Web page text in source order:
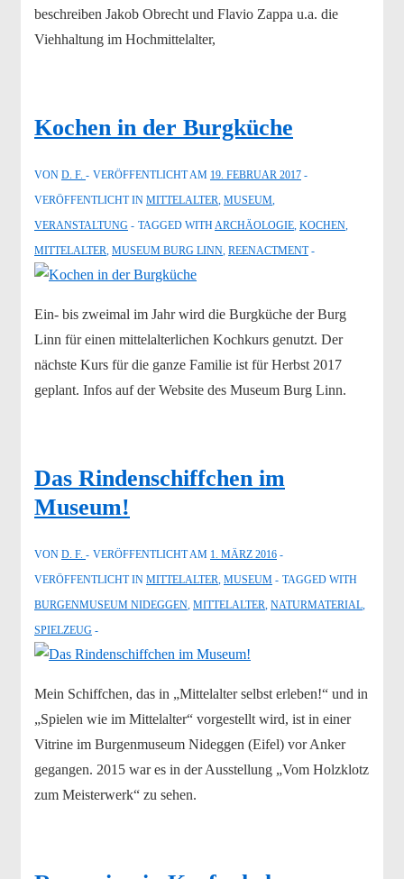
beschreiben Jakob Obrecht und Flavio Zappa u.a. die
Viehhaltung im Hochmittelalter,
Kochen in der Burgküche
VON D. F. VERÖFFENTLICHT AM 19. FEBRUAR 2017
VERÖFFENTLICHT IN MITTELALTER, MUSEUM,
VERANSTALTUNG
TAGGED WITHARCHÄOLOGIE, KOCHEN,
MITTELALTER, MUSEUM BURG LINN, REENACTMENT
Ein- bis zweimal im Jahr wird die Burgküche der Burg
Linn für einen mittelalterlichen Kochkurs genutzt. Der
nächste Kurs für die ganze Familie ist für Herbst 2017
geplant. Infos auf der Website des Museum Burg Linn.
Das Rindenschiffchen im
Museum!
VON D. F. VERÖFFENTLICHT AM 1. MÄRZ 2016
VERÖFFENTLICHT IN MITTELALTER, MUSEUM
TAGGED WITH
BURGENMUSEUM NIDEGGEN, MITTELALTER, NATURMATERIAL,
SPIELZEUG
Mein Schiffchen, das in „Mittelalter selbst erleben!“ und in
„Spielen wie im Mittelalter“ vorgestellt wird, ist in einer
Vitrine im Burgenmuseum Nideggen (Eifel) vor Anker
gegangen. 2015 war es in der Ausstellung „Vom Holzklotz
zum Meisterwerk“ zu sehen.